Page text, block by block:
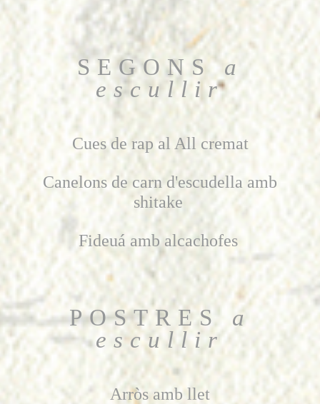
SEGONSa
escullir
Cues de rap al All cremat
Canelons de carn d'escudella amb
shitake
Fideuá amb alcachofes
POSTRES a
escullir
Arròs amb llet